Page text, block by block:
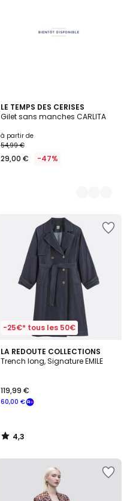
LE TEMPS DES CERISES
Gilet sans manches CARLITA
à partir de
54,99 €
29,00 € -47%
2
Couleurs
-25€* tous les 50€
LA REDOUTE COLLECTIONS
Trench long, Signature EMILE
60,00 €
119,99 €
4,3
/ 5
4,3
/